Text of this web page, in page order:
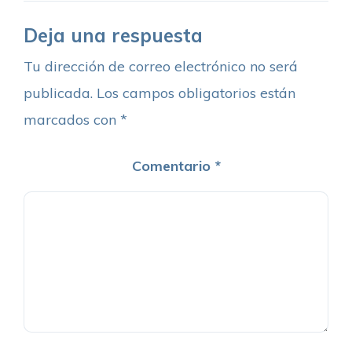
Deja una respuesta
Tu dirección de correo electrónico no será
publicada. Los campos obligatorios están
marcados con *
Comentario *